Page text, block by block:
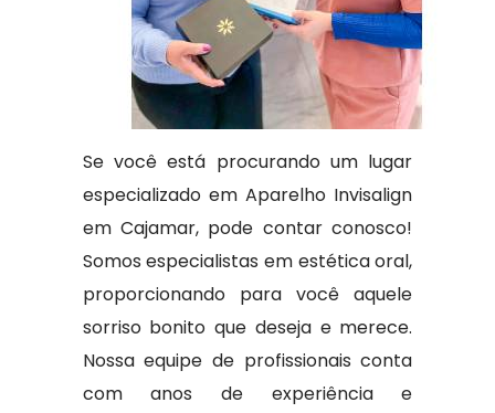
Se você está procurando um lugar
especializado em Aparelho Invisalign
em Cajamar, pode contar conosco!
Somos especialistas em estética oral,
proporcionando para você aquele
sorriso bonito que deseja e merece.
Nossa equipe de profissionais conta
com anos de experiência e